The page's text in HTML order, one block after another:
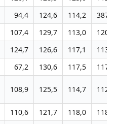
94,4 124,6 114,2
387,1
107,4 129,7 113,0
120,8
124,7 126,6 117,1
113,5
67,2 130,6 117,5
117,7
108,9 125,5 114,7 112,2
110,6 121,7 118,0
118,9